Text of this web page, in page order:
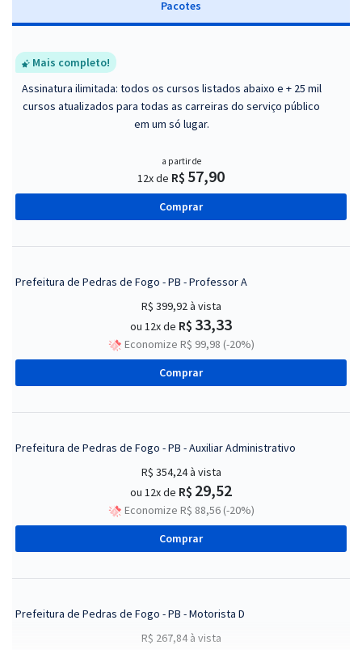
Pacotes
Mais completo!
Assinatura ilimitada: todos os cursos listados abaixo e + 25 mil
cursos atualizados para todas as carreiras do serviço público
em um só lugar.
a partir de
12x de R$ 57,90
Comprar
Prefeitura de Pedras de Fogo - PB - Professor A
R$ 399,92à vista
ou 12x de R$ 33,33
Economize R$ 99,98 (-20%)
Comprar
Prefeitura de Pedras de Fogo - PB - Auxiliar Administrativo
R$ 354,24à vista
ou 12x de R$ 29,52
Economize R$ 88,56 (-20%)
Comprar
Prefeitura de Pedras de Fogo - PB - Motorista D
R$ 267,84à vista